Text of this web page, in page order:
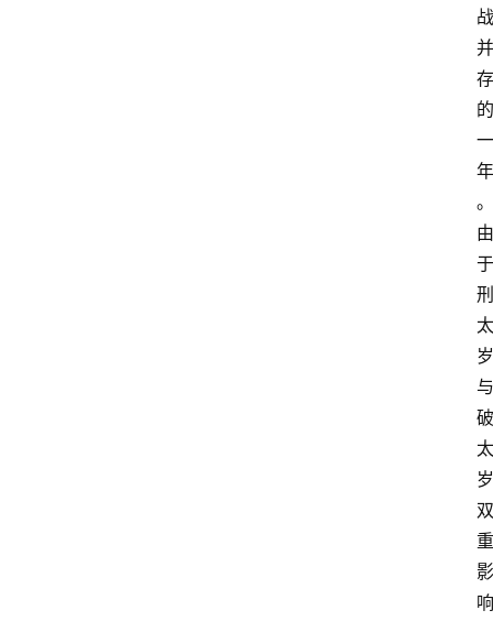
战
并
存
的
一
年
。
由
于
刑
太
岁
与
破
太
岁
双
重
影
响